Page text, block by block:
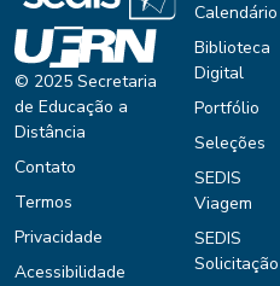
© 2025 Secretaria
de Educação a
Distância
Contato
Termos
Privacidade
Acessibilidade
Calendário
Biblioteca
Digital
Portfólio
Seleções
SEDIS
Viagem
SEDIS
Solicitação